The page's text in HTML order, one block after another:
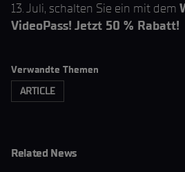
13. Juli, schalten Sie ein mit dem
VideoPass! Jetzt 50 % Rabatt!
Verwandte Themen
ARTICLE
Related News